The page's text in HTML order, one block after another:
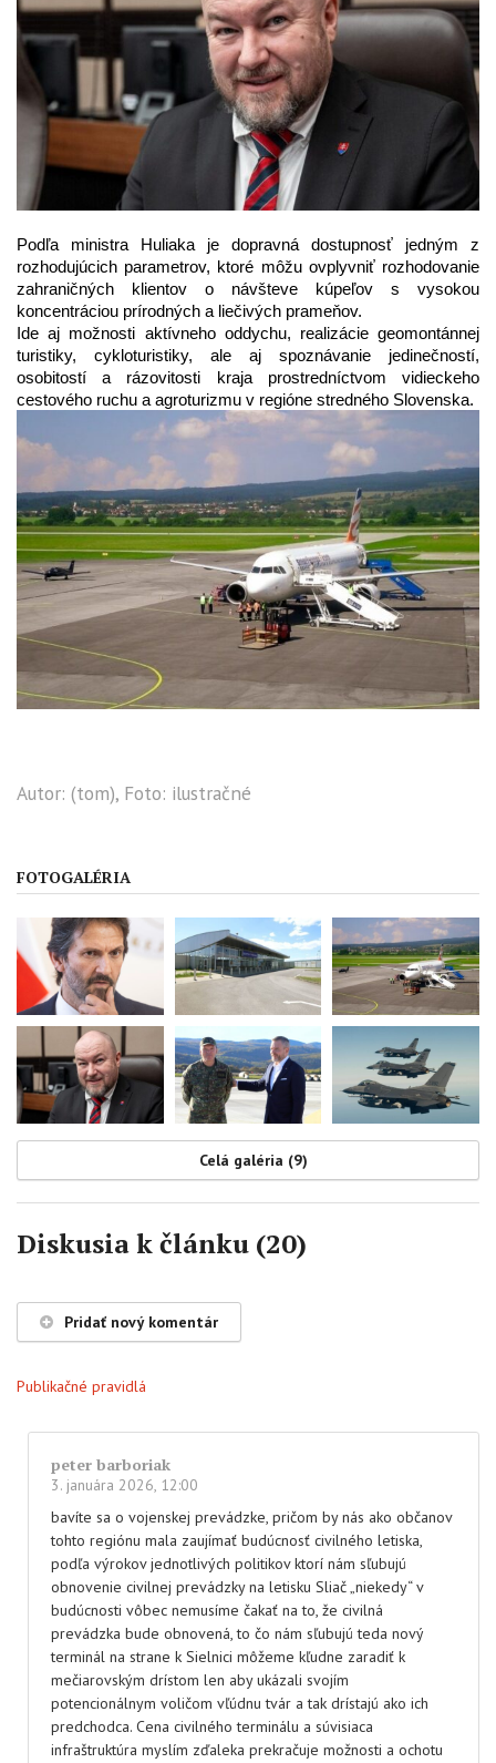
Podľa ministra Huliaka je dopravná dostupnosť jedným z
rozhodujúcich parametrov, ktoré môžu ovplyvniť rozhodovanie
zahraničných klientov o návšteve kúpeľov s vysokou
koncentráciou prírodných a liečivých prameňov.
Ide aj možnosti aktívneho oddychu, realizácie geomontánnej
turistiky, cykloturistiky, ale aj spoznávanie jedinečností,
osobitostí a rázovitosti kraja prostredníctvom vidieckeho
cestového ruchu a agroturizmu v regióne stredného Slovenska.
Autor: (tom), Foto: ilustračné
FOTOGALÉRIA
Celá galéria (9)
Diskusia k článku (20)
Pridať nový komentár
Publikačné pravidlá
peter barboriak
3. januára 2026, 12:00
bavíte sa o vojenskej prevádzke, pričom by nás ako občanov
tohto regiónu mala zaujímať budúcnosť civilného letiska,
podľa výrokov jednotlivých politikov ktorí nám sľubujú
obnovenie civilnej prevádzky na letisku Sliač „niekedy“ v
budúcnosti vôbec nemusíme čakať na to, že civilná
prevádzka bude obnovená, to čo nám sľubujú teda nový
terminál na strane k Sielnici môžeme kľudne zaradiť k
mečiarovským drístom len aby ukázali svojím
potencionálnym voličom vľúdnu tvár a tak drístajú ako ich
predchodca. Cena civilného terminálu a súvisiaca
infraštruktúra myslím zďaleka prekračuje možnosti a ochotu